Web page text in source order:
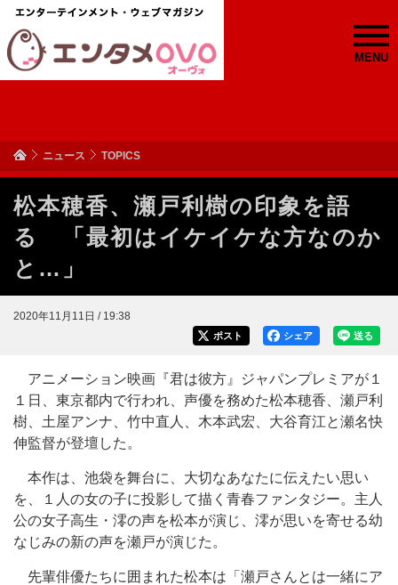
MENU
ニュース TOPICS
松本穂香、瀬戸利樹の印象を語
る 「最初はイケイケな方なのか
と…」
2020年11月11日 / 19:38
送る
シェア
ポスト
アニメーション映画『君は彼方』ジャパンプレミアが１
１日、東京都内で行われ、声優を務めた松本穂香、瀬戸利
樹、土屋アンナ、竹中直人、木本武宏、大谷育江と瀬名快
伸監督が登壇した。
本作は、池袋を舞台に、大切なあなたに伝えたい思い
を、１人の女の子に投影して描く青春ファンタジー。主人
公の女子高生・澪の声を松本が演じ、澪が思いを寄せる幼
なじみの新の声を瀬戸が演じた。
先輩俳優たちに囲まれた松本は「瀬戸さんとは一緒にア